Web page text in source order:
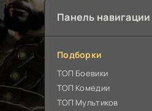
Панель навигации
Подборки
ТОП Боевики
ТОП Комедии
ТОП Мультиков